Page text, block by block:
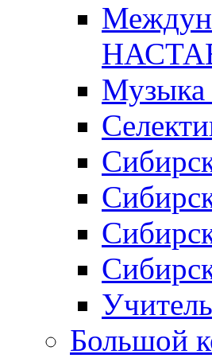
Музыка
Большой